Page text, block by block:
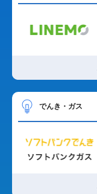
でんき・ガス